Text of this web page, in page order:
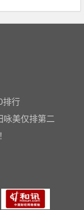
排行
咏美仅排第二